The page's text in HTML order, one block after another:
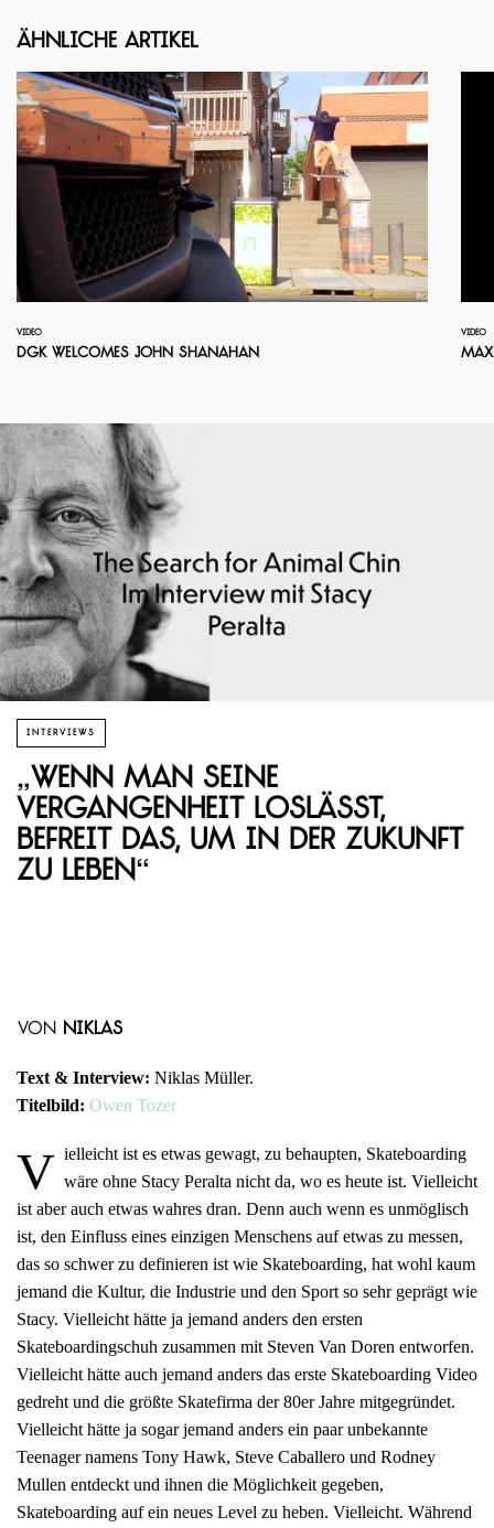
Ähnliche Artikel
VIDEO
DGK welcomes John Shanahan
VIDEO
INTERVIEWS
„Wenn man seine
Vergangenheit loslässt,
befreit das, um in der Zukunft
zu leben“
von Niklas
Text & Interview: Niklas Müller.
Titelbild: Owen Tozer
V ielleicht ist es etwas gewagt, zu behaupten, Skateboarding
wäre ohne Stacy Peralta nicht da, wo es heute ist. Vielleicht
ist aber auch etwas wahres dran. Denn auch wenn es unmöglisch
ist, den Einfluss eines einzigen Menschens auf etwas zu messen,
das so schwer zu definieren ist wie Skateboarding, hat wohl kaum
jemand die Kultur, die Industrie und den Sport so sehr geprägt wie
Stacy. Vielleicht hätte ja jemand anders den ersten
Skateboardingschuh zusammen mit Steven Van Doren entworfen.
Vielleicht hätte auch jemand anders das erste Skateboarding Video
gedreht und die größte Skatefirma der 80er Jahre mitgegründet.
Vielleicht hätte ja sogar jemand anders ein paar unbekannte
Teenager namens Tony Hawk, Steve Caballero und Rodney
Mullen entdeckt und ihnen die Möglichkeit gegeben,
Skateboarding auf ein neues Level zu heben. Vielleicht. Während